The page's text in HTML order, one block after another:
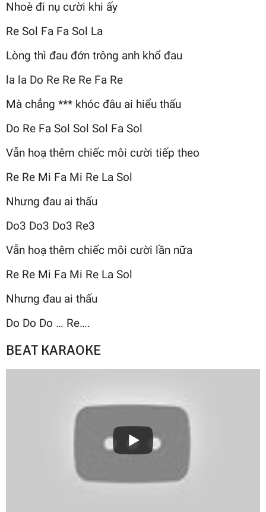
Nhoè đi nụ cười khi ấy
Re Sol Fa Fa Sol La
Lòng thì đau đớn trông anh khổ đau
la la Do Re Re Re Fa Re
Mà chẳng *** khóc đâu ai hiểu thấu
Do Re Fa Sol Sol Sol Fa Sol
Vẫn hoạ thêm chiếc môi cười tiếp theo
Re Re Mi Fa Mi Re La Sol
Nhưng đau ai thấu
Do3 Do3 Do3 Re3
Vẫn hoạ thêm chiếc môi cười lần nữa
Re Re Mi Fa Mi Re La Sol
Nhưng đau ai thấu
Do Do Do … Re….
BEAT KARAOKE